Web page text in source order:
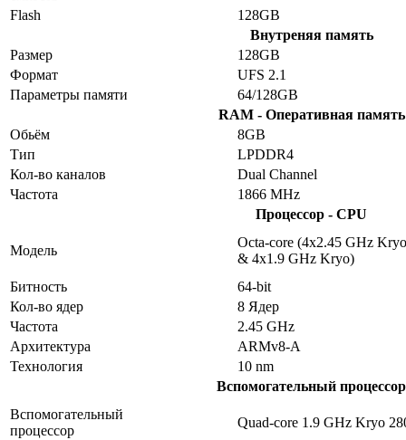
Flash
128GB
Внутреняя память
Размер
128GB
Формат
UFS 2.1
Параметры памяти
64/128GB
RAM - Оперативная память
Обьём
8GB
Тип
LPDDR4
Кол-во каналов
Dual Channel
Частота
1866 MHz
Процессор - CPU
Модель
Octa-core (4x2.45 GHz Kryo
& 4x1.9 GHz Kryo)
Битность
64-bit
Кол-во ядер
8 Ядер
Частота
2.45 GHz
Архитектура
ARMv8-A
Технология
10 nm
Вспомогательный процессор
Вспомогательный
процессор
Quad-core 1.9 GHz Kryo